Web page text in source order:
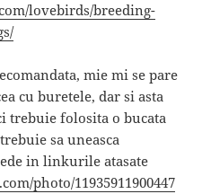
lovebirds/breeding-
mie mi se pare
cu buretele, dar si asta
trebuie folosita o bucata
sa uneasca
in linkurile atasate
photo/11935911900447